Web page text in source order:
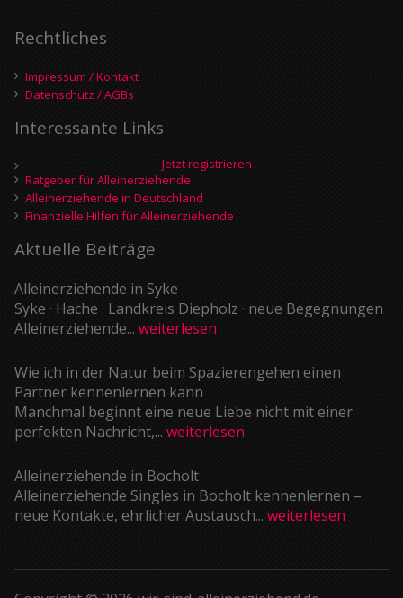
Rechtliches
Impressum / Kontakt
Datenschutz / AGBs
Interessante Links
Jetzt registrieren
Ratgeber für Alleinerziehende
Alleinerziehende in Deutschland
Finanzielle Hilfen für Alleinerziehende
Aktuelle Beiträge
Alleinerziehende in Syke
Syke · Hache · Landkreis Diepholz · neue Begegnungen
Alleinerziehende... weiterlesen
Wie ich in der Natur beim Spazierengehen einen
Partner kennenlernen kann
Manchmal beginnt eine neue Liebe nicht mit einer
perfekten Nachricht,... weiterlesen
Alleinerziehende in Bocholt
Alleinerziehende Singles in Bocholt kennenlernen –
neue Kontakte, ehrlicher Austausch... weiterlesen